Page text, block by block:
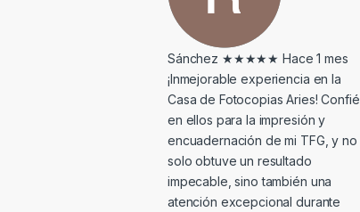
Sánchez ★★★★★ Hace 1 mes
¡Inmejorable experiencia en la
Casa de Fotocopias Aries! Confié
en ellos para la impresión y
encuadernación de mi TFG, y no
solo obtuve un resultado
impecable, sino también una
atención excepcional durante